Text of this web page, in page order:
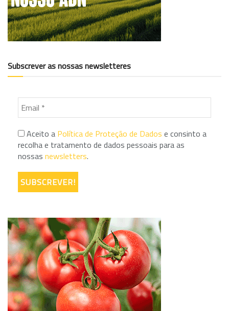
Subscrever as nossas newsletteres
Aceito a Política de Proteção de Dados e consinto a
recolha e tratamento de dados pessoais para as
nossas newsletters.